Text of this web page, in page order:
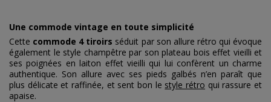
Une commode vintage en toute simplicité
Cette commode 4 tiroirs séduit par son allure rétro qui évoque
également le style champêtre par son plateau bois effet vieilli et
ses poignées en laiton effet vieilli qui lui confèrent un charme
authentique. Son allure avec ses pieds galbés n’en paraît que
plus délicate et raffinée, et sent bon le style rétro qui rassure et
apaise.